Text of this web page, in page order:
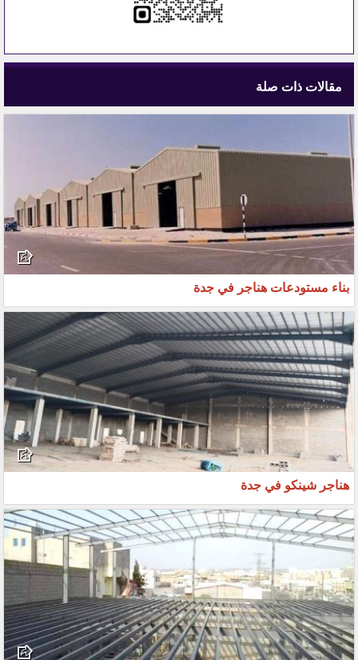
مقالات ذات صلة
بناء مستودعات هناجر في جدة
هناجر شينكو في جدة